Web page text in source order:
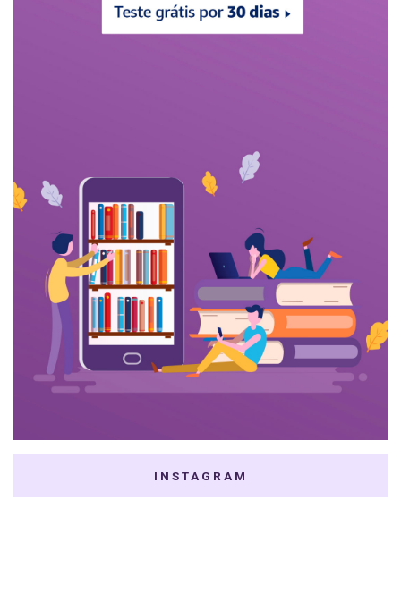
INSTAGRAM